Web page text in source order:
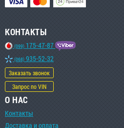
КОНТАКТЫ
(099) 175-47-87
(068) 935-52-32
Заказать звонок
Запрос по VIN
О НАС
Контакты
Доставка и оплата